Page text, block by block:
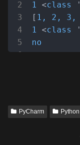
1 <class '
[ 1, 2 , 3 ,
1 <class '
no
PyCharm Python